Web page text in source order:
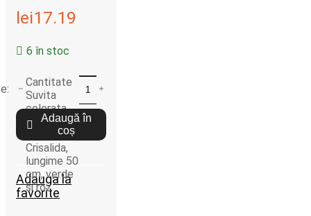
lei17.19
6 în stoc
Cantitate
Suvita
colorata
de par cu
pieptene
Crisalida,
lungime 50
cm, verde
si roz
Adaugă în
coș
Adauga la
favorite